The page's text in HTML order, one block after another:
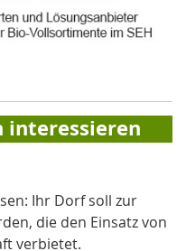
interessieren
Ihr Dorf soll zur
die den Einsatz von
verbietet.